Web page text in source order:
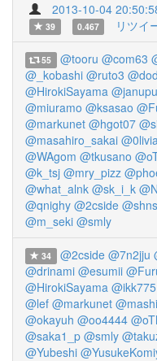
2013-10-04
39
0.467 リツイ
55 @tooru @com63
@_kobashi @ruto3
@HirokiSayama @janupu
@miuramo @ksasao
@markunet @hgot07
@masahiro_sakai
@WAgom @tkusano
@k_tsj @mry_pizz
@what_alnk @sk_i_k
@qnighy @2cside
@m_seki @smly
34 @2cside @7n2jju
@drinami @esumii
@HirokiSayama @ikk775
@lef @markunet
@okayuh @oo4444
@saka1_p @smly
@Yubeshi